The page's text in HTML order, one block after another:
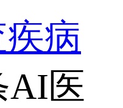
病
AI医